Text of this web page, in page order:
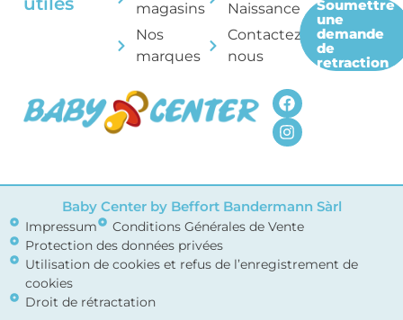
magasins
Nos
marques
Naissance
Contactez-
nous
Soumettre
une
demande
de
retraction
Baby Center by Beffort Bandermann Sàrl
Impressum
Conditions Générales de Vente
Protection des données privées
Utilisation de cookies et refus de l’enregistrement de
cookies
Droit de rétractation